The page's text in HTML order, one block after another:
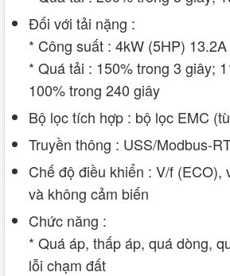
Đối với tải nặng :
* Công suất : 4kW (5HP) 13.2A
* Quá tải : 150% trong 3 giây;
100% trong 240 giây
Bộ lọc tích hợp : bộ lọc EMC
Truyền thông : USS/Modbus-
Chế độ điều khiển : V/f (ECO),
và không cảm biến
Chức năng :
* Quá áp, thấp áp, quá dòng,
lỗi chạm đất